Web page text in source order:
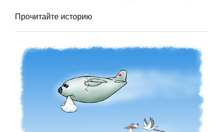
Прочитайте историю